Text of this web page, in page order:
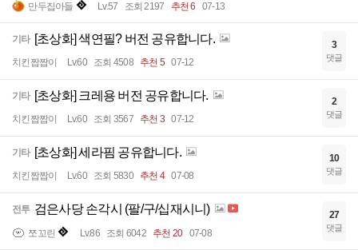
만두집아들 Lv.57 조회 2197 추천 6 07-13
기타 [초상화] 색연필? 버전 공유합니다.
치킨짭짭이 Lv.60 조회 4508 추천 5 07-12
3
댓글
기타 [초상화] 크레용 버전 공유합니다.
치킨짭짭이 Lv.60 조회 3567 추천 3 07-12
2
댓글
기타 [초상화] 세라핌 공유합니다.
치킨짭짭이 Lv.60 조회 5830 추천 4 07-08
10
댓글
전투 검은사당 손각시 (팔/구/십재시니)
쪼꼬린 Lv.86 조회 6042 추천 20 07-08
27
댓글